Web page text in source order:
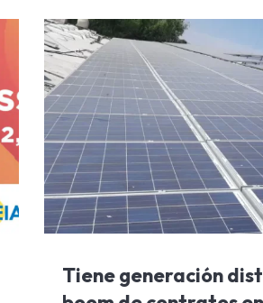
Tiene generación